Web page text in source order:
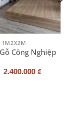
1M2X2M
Công Nghiệp
Giá
2.400.000 ₫